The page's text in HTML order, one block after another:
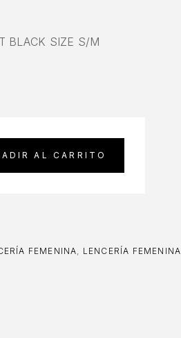
BLACK SIZE S/M
AL CARRITO
FEMENINA, LENCERÍA FEMENINA